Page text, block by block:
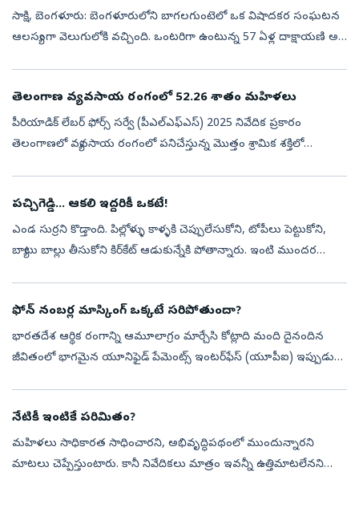
సాక్షి, బెంగళూరు: బెంగళూరులోని బాగలగుంటెలో ఒక విషాదకర సంఘటన
ఆలస్యంగా వెలుగులోకి వచ్చింది. ఒంటరిగా ఉంటున్న 57 ఏళ్ల దాక్షాయణి అనే
తెలంగాణ వ్యవసాయ రంగంలో 52.26 శాతం మహిళలు
పీరియాడిక్‌ లేబర్‌ ఫోర్స్‌ సర్వే (పీఎల్‌ఎఫ్‌ఎస్‌) 2025 నివేదిక ప్రకారం
తెలంగాణలో వ్యవసాయ రంగంలో పనిచేస్తున్న మొత్తం శ్రామిక శక్తిలో
పచ్చిగెడ్డి... ఆకలి ఇద్దరికీ ఒకటే!
ఎండ సుర్రని కొడ్తాంది. పిల్లోళ్ళు కాళ్ళకి చెప్పులేసుకోని, టోపీలు పెట్టుకోని,
బ్యాటు బాల్లు తీసుకోని కిర్‌కేట్‌ ఆడుకున్నేకి పోతాన్నారు. ఇంటి ముందర
ఫోన్ నంబర్ల మాస్కింగ్ ఒక్కటే సరిపోతుందా?
భారతదేశ ఆర్థిక రంగాన్ని ఆమూలాగ్రం మార్చేసి కోట్లాది మంది దైనందిన
జీవితంలో భాగమైన యూనిఫైడ్ పేమెంట్స్ ఇంటర్‌ఫేస్ (యూపీఐ) ఇప్పుడు
నేటికీ ఇంటికే పరిమితం?
మహిళలు సాధికారత సాధించారని, అభివృద్ధిపథంలో ముందున్నారని
మాటలు చెప్పేస్తుంటారు. కానీ నివేదికలు మాత్రం ఇవన్నీ ఉత్తిమాటలేనని